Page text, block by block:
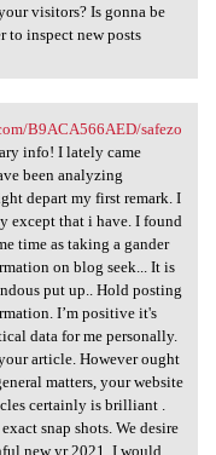
visitors? Is gonna be
to inspect new posts
B9ACA566AED/safezo
info! I lately came
been analyzing
depart my first remark. I
except that i have. I found
time as taking a gander
on blog seek... It is
put up.. Hold posting
I’m positive it's
data for me personally.
article. However ought
matters, your website
certainly is brilliant .
snap shots. We desire
new yr 2021. I would